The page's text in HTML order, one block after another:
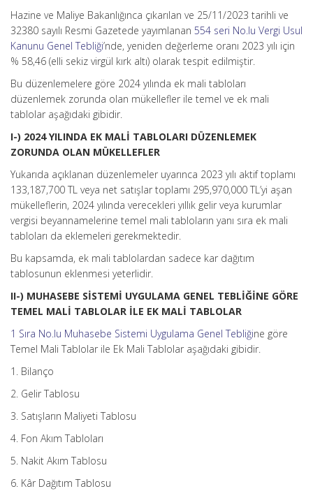
Hazine ve Maliye Bakanlığınca çıkarılan ve 25/11/2023 tarihli ve
32380 sayılı Resmi Gazetede yayımlanan 554 seri No.lu Vergi Usul
Kanunu Genel Tebliği’nde, yeniden değerleme oranı 2023 yılı için
% 58,46 (elli sekiz virgül kırk altı) olarak tespit edilmiştir.
Bu düzenlemelere göre 2024 yılında ek mali tabloları
düzenlemek zorunda olan mükellefler ile temel ve ek mali
tablolar aşağıdaki gibidir.
I-) 2024 YILINDA EK MALİ TABLOLARI DÜZENLEMEK
ZORUNDA OLAN MÜKELLEFLER
Yukarıda açıklanan düzenlemeler uyarınca 2023 yılı aktif toplamı
133,187,700 TL veya net satışlar toplamı 295,970,000 TL’yi aşan
mükelleflerin, 2024 yılında verecekleri yıllık gelir veya kurumlar
vergisi beyannamelerine temel mali tabloların yanı sıra ek mali
tabloları da eklemeleri gerekmektedir.
Bu kapsamda, ek mali tablolardan sadece kar dağıtım
tablosunun eklenmesi yeterlidir.
II-) MUHASEBE SİSTEMİ UYGULAMA GENEL TEBLİĞİNE GÖRE
TEMEL MALİ TABLOLAR İLE EK MALİ TABLOLAR
1 Sıra No.lu Muhasebe Sistemi Uygulama Genel Tebliğine göre
Temel Mali Tablolar ile Ek Mali Tablolar aşağıdaki gibidir.
1. Bilanço
2. Gelir Tablosu
3. Satışların Maliyeti Tablosu
4. Fon Akım Tabloları
5. Nakit Akım Tablosu
6. Kâr Dağıtım Tablosu